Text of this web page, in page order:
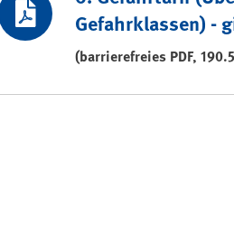
Gefahrklassen) -
(barrierefreies PDF,